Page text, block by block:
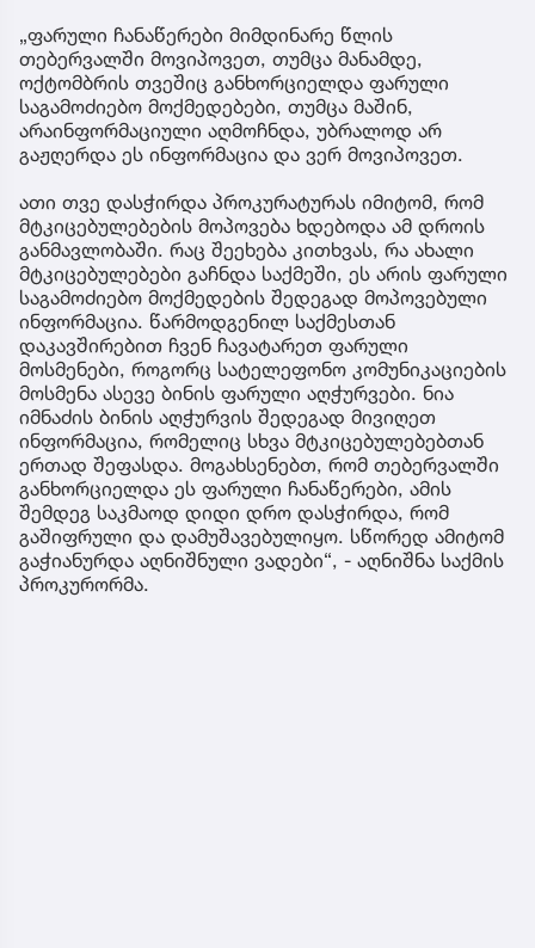
„ფარული ჩანაწერები მიმდინარე წლის
თებერვალში მოვიპოვეთ, თუმცა მანამდე,
ოქტომბრის თვეშიც განხორციელდა ფარული
საგამოძიებო მოქმედებები, თუმცა მაშინ,
არაინფორმაციული აღმოჩნდა, უბრალოდ არ
გაჟღერდა ეს ინფორმაცია და ვერ მოვიპოვეთ.
ათი თვე დასჭირდა პროკურატურას იმიტომ, რომ
მტკიცებულებების მოპოვება ხდებოდა ამ დროის
განმავლობაში. რაც შეეხება კითხვას, რა ახალი
მტკიცებულებები გაჩნდა საქმეში, ეს არის ფარული
საგამოძიებო მოქმედების შედეგად მოპოვებული
ინფორმაცია. წარმოდგენილ საქმესთან
დაკავშირებით ჩვენ ჩავატარეთ ფარული
მოსმენები, როგორც სატელეფონო კომუნიკაციების
მოსმენა ასევე ბინის ფარული აღჭურვები. ნია
იმნაძის ბინის აღჭურვის შედეგად მივიღეთ
ინფორმაცია, რომელიც სხვა მტკიცებულებებთან
ერთად შეფასდა. მოგახსენებთ, რომ თებერვალში
განხორციელდა ეს ფარული ჩანაწერები, ამის
შემდეგ საკმაოდ დიდი დრო დასჭირდა, რომ
გაშიფრული და დამუშავებულიყო. სწორედ ამიტომ
გაჭიანურდა აღნიშნული ვადები“, - აღნიშნა საქმის
პროკურორმა.